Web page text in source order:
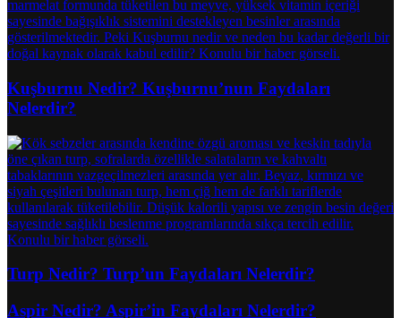
Kuşburnu Nedir? Kuşburnu’nun Faydaları
Nelerdir?
Turp Nedir? Turp’un Faydaları Nelerdir?
Aspir Nedir? Aspir’in Faydaları Nelerdir?